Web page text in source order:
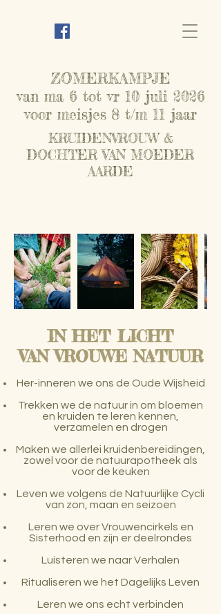
ZOMERKAMPJE
van ma 6 tot vr 10 juli 2026
voor meisjes 8 t/m 11 jaar
KRUIDENVROUW &
DOCHTER VAN MOEDER
AARDE
IN HET LICHT
VAN VROUWE NATUUR
Her-inneren we ons de Oude Wijsheid
Trekken we de natuur in om bloemen
en kruiden te leren kennen,
verzamelen en drogen
Maken we allerlei kruidenbereidingen,
zowel voor de natuurapotheek als
voor de keuken
Leven we volgens de Natuurlijke Cycli
van zon, maan en seizoen
Leren we over Vrouwencirkels en
Sisterhood en zijn er deelrondes
Luisteren we naar Verhalen
Ritualiseren we het Dagelijks Leven
Leren we ons echt verbinden